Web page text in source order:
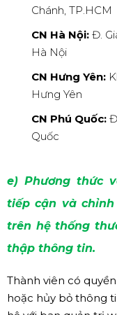
Chánh, TP.HCM
CN Hà Nội: Đ.
Hà Nội
CN Hưng Yên:
Hưng Yên
CN Phú Quốc:
Quốc
e) Phương thức
tiếp cận và
trên hệ thống
thập thông tin.
Thành viên có
hoặc hủy bỏ thông